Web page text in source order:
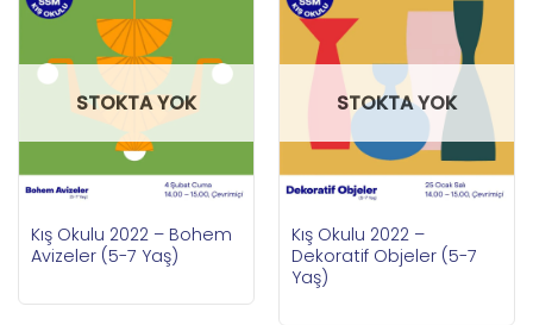
STOKTA YOK
Kış Okulu 2022 – Bohem
Avizeler (5-7 Yaş)
STOKTA YOK
Kış Okulu 2022 –
Dekoratif Objeler (5-7
Yaş)